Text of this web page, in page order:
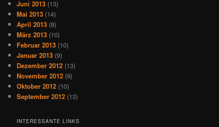
Juni 2013 (13)
Mai 2013 (14)
April 2013 (8)
März 2013 (10)
Februar 2013 (10)
Januar 2013 (9)
Dezember 2012 (13)
November 2012 (9)
Oktober 2012 (10)
September 2012 (13)
INTERESSANTE LINKS